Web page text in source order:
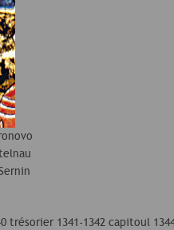
trésorier 1341-1342 capitoul